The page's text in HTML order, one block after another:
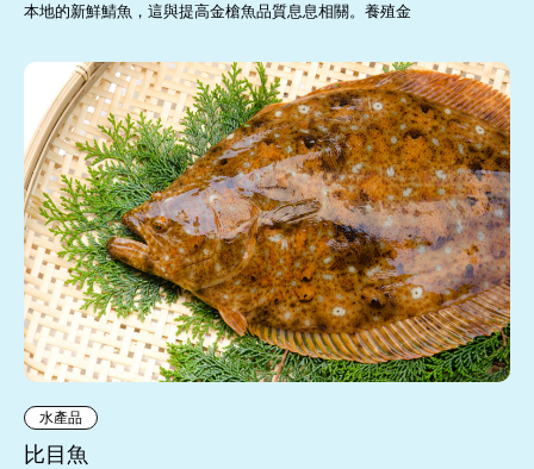
本地的新鮮鯖魚，這與提高金槍魚品質息息相關。養殖金
水產品
比目魚